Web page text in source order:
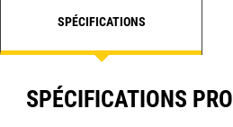
SPÉCIFICATIONS
SPÉCIFICATIONS